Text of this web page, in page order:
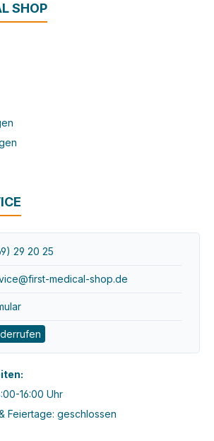
SHOP
29 20 25
medical-shop.de
16:00 Uhr
Feiertage: geschlossen